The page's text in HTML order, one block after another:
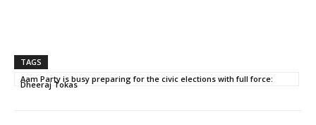
TAGS
Aam Party is busy preparing for the civic elections with full force:
Dheeraj Tokas